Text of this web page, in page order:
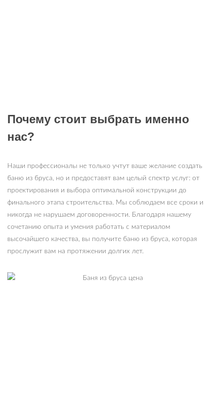
Почему стоит выбрать именно
нас?
Наши профессионалы не только учтут ваше желание создать
баню из бруса, но и предоставят вам целый спектр услуг: от
проектирования и выбора оптимальной конструкции до
финального этапа строительства. Мы соблюдаем все сроки и
никогда не нарушаем договоренности. Благодаря нашему
сочетанию опыта и умения работать с материалом
высочайшего качества, вы получите баню из бруса, которая
прослужит вам на протяжении долгих лет.